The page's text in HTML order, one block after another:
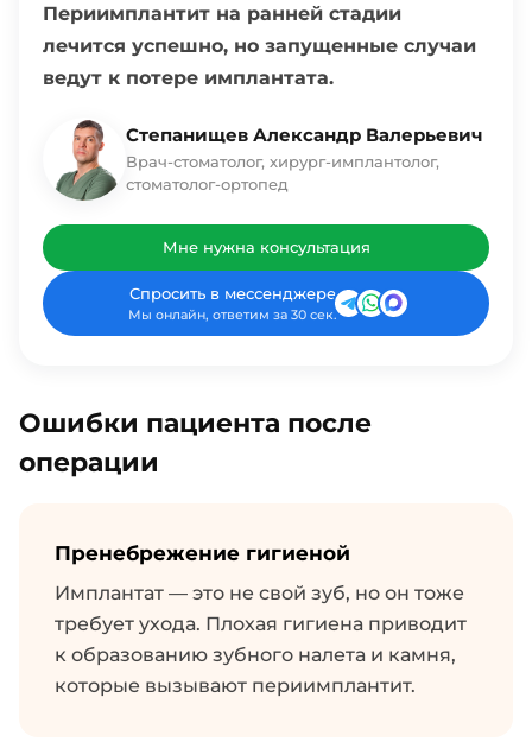
Периимплантит на ранней стадии
лечится успешно, но запущенные случаи
ведут к потере имплантата.
Степанищев Александр Валерьевич
Врач-стоматолог, хирург-имплантолог,
стоматолог-ортопед
Мне нужна консультация
Спросить в мессенджере
Мы онлайн, ответим за 30 сек.
Ошибки пациента после
операции
Пренебрежение гигиеной
Имплантат — это не свой зуб, но он тоже
требует ухода. Плохая гигиена приводит
к образованию зубного налета и камня,
которые вызывают периимплантит.